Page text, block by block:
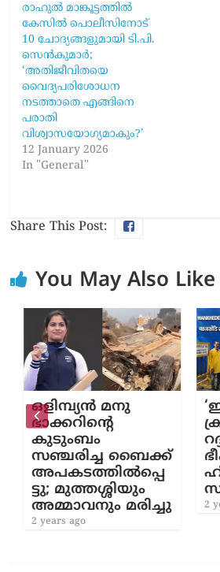
രാഹുൽ മാങ്കൂട്ടത്തിൽ
കേസിൽ പൊലീസിനോട്
10 ചോദ്യങ്ങളുമായി ടി.പി.
സെൻകുമാർ;
‘അതിജീവിതയെ
വൈദ്യപരിശോധന
നടത്താതെ എങ്ങിനെ
പരാതി
വിശ്വാസയോഗ്യമാകും?’
12 January 2026
In "General"
Share This Post:
You May Also Like
ഒളിമ്പ്യന്‍ മനു
ഭാക്കറിന്റെ
കുടുംബം
സഞ്ചരിച്ച ബൈക്ക്
അപകടത്തില്‍പ്പെ
ട്ടു; മുത്തശ്ശിയും
അമ്മാവനും മരിച്ചു
2 years ago
2